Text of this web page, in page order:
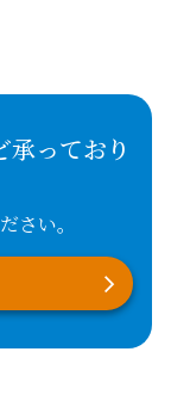
っており
さい。